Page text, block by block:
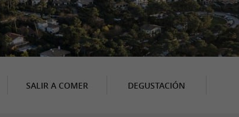
SALIR A COMER DEGUSTACIÓN